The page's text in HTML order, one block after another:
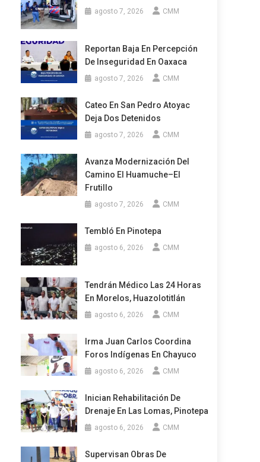
agosto 7, 2026 CMM
Reportan Baja En Percepción
De Inseguridad En Oaxaca
agosto 7, 2026 CMM
Cateo En San Pedro Atoyac
Deja Dos Detenidos
agosto 7, 2026 CMM
Avanza Modernización Del
Camino El Huamuche–El
Frutillo
agosto 7, 2026 CMM
Tembló En Pinotepa
agosto 6, 2026 CMM
Tendrán Médico Las 24 Horas
En Morelos, Huazolotitlán
agosto 6, 2026 CMM
Irma Juan Carlos Coordina
Foros Indígenas En Chayuco
agosto 6, 2026 CMM
Inician Rehabilitación De
Drenaje En Las Lomas, Pinotepa
agosto 6, 2026 CMM
Supervisan Obras De